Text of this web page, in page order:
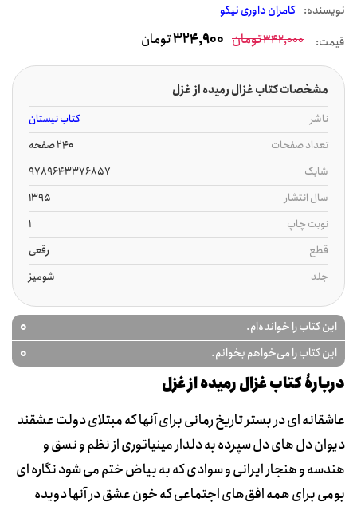
نويسنده: کامران داوری نیکو
قیمت: 342,000تومان 324,900تومان
مشخصات کتاب غزال رمیده از غزل
ناشر
کتاب نیستان
تعداد صفحات
240 صفحه
شابک
9789643376857
سال انتشار
1395
نوبت چاپ
1
قطع
رقعی
جلد
شومیز
این کتاب را خوانده‌ام. 0
این کتاب را می‌خواهم بخوانم. 0
دربارۀ کتاب غزال رمیده از غزل
عاشقانه ای در بستر تاریخ رمانی برای آنها که مبتلای دولت عشقند
دیوان دل های دل سپرده به دلدار مینیاتوری از نظم و نسق و
هندسه و هنجار ایرانی و سوادی که به بیاض ختم می شود نگاره ای
بومی برای همه افق‌های اجتماعی که خون عشق در آنها دویده